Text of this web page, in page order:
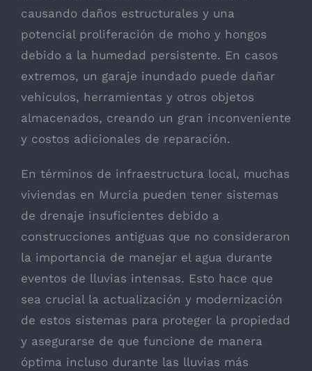
causando daños estructurales y una
potencial proliferación de moho y hongos
debido a la humedad persistente. En casos
extremos, un garaje inundado puede dañar
vehículos, herramientas y otros objetos
almacenados, creando un gran inconveniente
y costos adicionales de reparación.
En términos de infraestructura local, muchas
viviendas en Murcia pueden tener sistemas
de drenaje insuficientes debido a
construcciones antiguas que no consideraron
la importancia de manejar el agua durante
eventos de lluvias intensas. Esto hace que
sea crucial la actualización y modernización
de estos sistemas para proteger la propiedad
y asegurarse de que funcione de manera
óptima incluso durante las lluvias más